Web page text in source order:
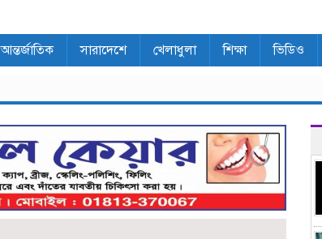
আন্তর্জাতিক সারাদেশে খেলাধুলা শিক্ষা ভিডিও